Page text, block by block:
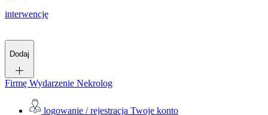
interwencję
Dodaj
Firmę Wydarzenie Nekrolog
logowanie / rejestracja Twoje konto